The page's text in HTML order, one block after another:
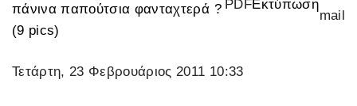
πάνινα παπούτσια φανταχτερά ?
(9 pics)
Τετάρτη, 23 Φεβρουάριος 2011 10:33